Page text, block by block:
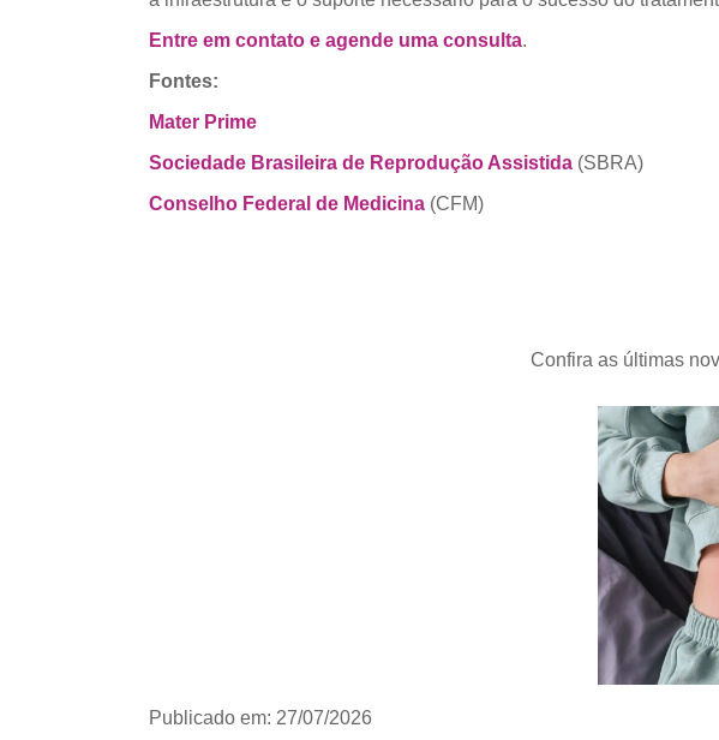
Entre em contato e agende uma consulta.
Fontes:
Mater Prime
Sociedade Brasileira de Reprodução Assistida(SBRA)
Conselho Federal de Medicina(CFM)
Confira as últimas
Publicado em: 27/07/2026